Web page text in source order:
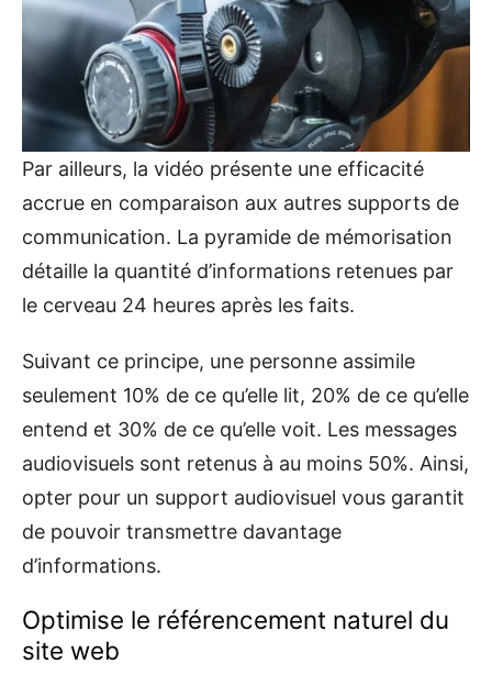
Par ailleurs, la vidéo présente une efficacité
accrue en comparaison aux autres supports de
communication. La pyramide de mémorisation
détaille la quantité d’informations retenues par
le cerveau 24 heures après les faits.
Suivant ce principe, une personne assimile
seulement 10% de ce qu’elle lit, 20% de ce qu’elle
entend et 30% de ce qu’elle voit. Les messages
audiovisuels sont retenus à au moins 50%. Ainsi,
opter pour un support audiovisuel vous garantit
de pouvoir transmettre davantage
d’informations.
Optimise le référencement naturel du
site web